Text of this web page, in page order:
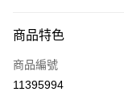
LINE Pay
Apple Pay
商品特色
商品編號
11395994